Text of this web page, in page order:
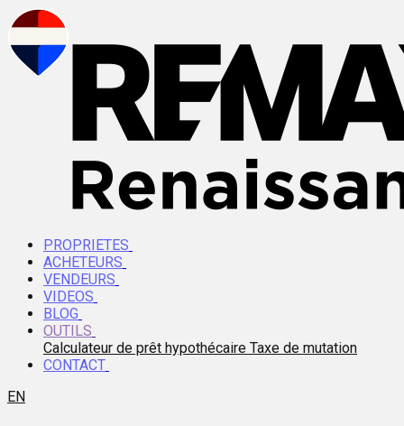
PROPRIETES
ACHETEURS
VENDEURS
VIDEOS
BLOG
OUTILS
Calculateur de prêt hypothécaire Taxe de mutation
CONTACT
EN